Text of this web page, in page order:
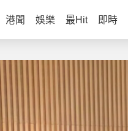
港聞 娛樂 最Hit 即時